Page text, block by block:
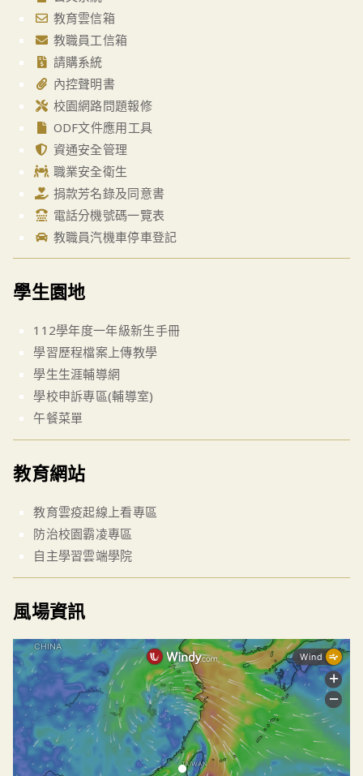
教育雲信箱
教職員工信箱
請購系統
內控聲明書
校園網路問題報修
ODF文件應用工具
資通安全管理
職業安全衛生
捐款芳名錄及同意書
電話分機號碼一覽表
教職員汽機車停車登記
學生園地
112學年度一年級新生手冊
學習歷程檔案上傳教學
學生生涯輔導網
學校申訴專區(輔導室)
午餐菜單
教育網站
教育雲疫起線上看專區
防治校園霸凌專區
自主學習雲端學院
風場資訊